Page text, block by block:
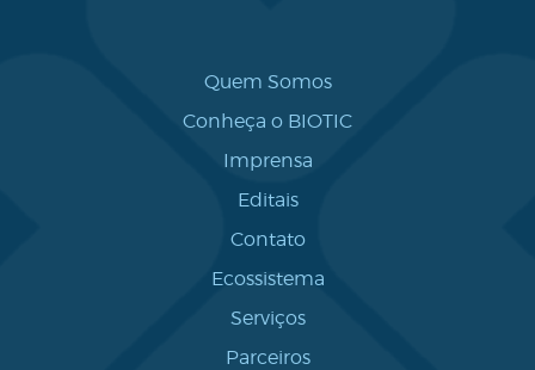
Quem Somos
Conheça o BIOTIC
Imprensa
Editais
Contato
Ecossistema
Serviços
Parceiros